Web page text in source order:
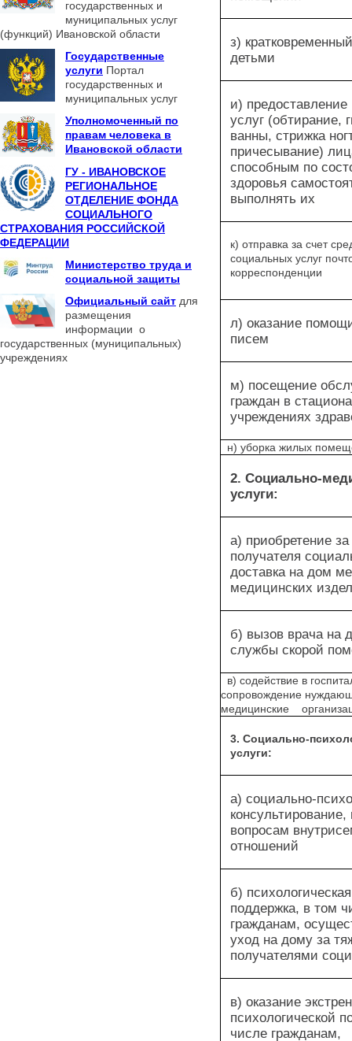
з)
детьми
и) предоставление
услуг (обтирание,
ванны, стрижка
причесывание)
способным по
здоровья
выполнять их
к) отправка за счет
социальных услуг
корреспонденции
л) оказание
писем
м) посещение
граждан в
учреждениях
н) уборка жилых
2. Социально-
услуги:
а) приобретение
получателя
доставка на дом
медицинских
б) вызов врача на
службы скорой
в) содействие в
сопровождение
медицинские
3. Социально-
услуги:
а) социально-
вопросам
отношений
б)
поддержка, в том
гражданам,
уход на дому за
получателями
в) оказание
психологической
числе гражданам,
государственных и
муниципальных услуг
(функций) Ивановской области
Государственные
услуги Портал
государственных и
муниципальных услуг
Уполномоченный по
правам человека в
Ивановской области
ГУ - ИВАНОВСКОЕ
РЕГИОНАЛЬНОЕ
ОТДЕЛЕНИЕ ФОНДА
СОЦИАЛЬНОГО
СТРАХОВАНИЯ РОССИЙСКОЙ
ФЕДЕРАЦИИ
Министерство труда и
социальной защиты
Официальный сайт для
размещения
информации о
государственных (муниципальных)
учреждениях